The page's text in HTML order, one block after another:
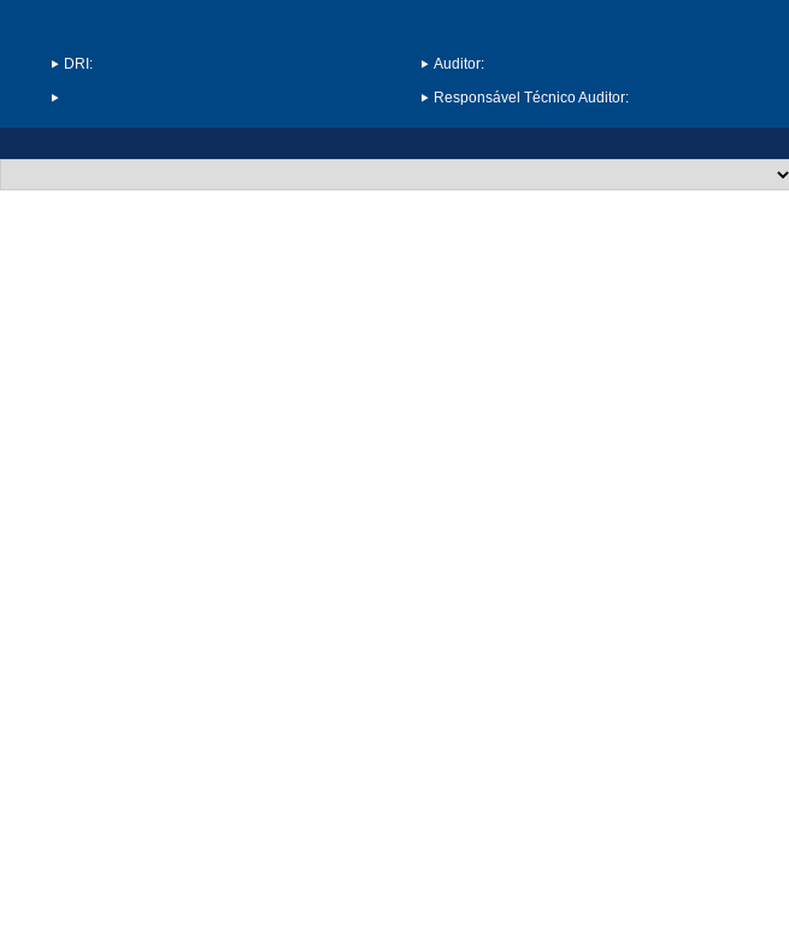
DRI:
Auditor:
Responsável Técnico Auditor: